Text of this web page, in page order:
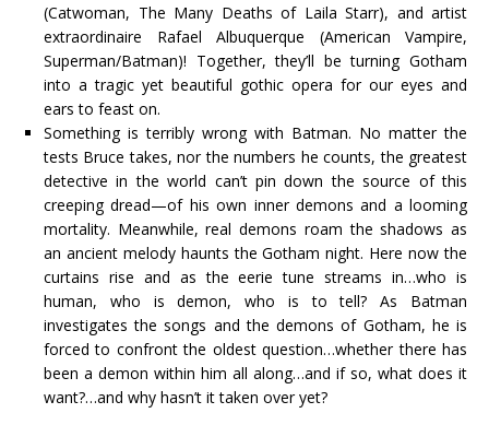
(Catwoman, The Many Deaths of Laila Starr), and artist
extraordinaire Rafael Albuquerque (American Vampire,
Superman/Batman)! Together, they’ll be turning Gotham
into a tragic yet beautiful gothic opera for our eyes and
ears to feast on.
Something is terribly wrong with Batman. No matter the
tests Bruce takes, nor the numbers he counts, the greatest
detective in the world can’t pin down the source of this
creeping dread—of his own inner demons and a looming
mortality. Meanwhile, real demons roam the shadows as
an ancient melody haunts the Gotham night. Here now the
curtains rise and as the eerie tune streams in…who is
human, who is demon, who is to tell? As Batman
investigates the songs and the demons of Gotham, he is
forced to confront the oldest question…whether there has
been a demon within him all along…and if so, what does it
want?…and why hasn’t it taken over yet?